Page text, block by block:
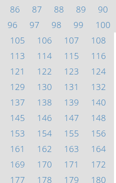
86 87 88 89
90
96 97 98 99
100
105 106 107
108
113 114 115
116
121 122 123
124
129 130 131
132
137 138 139
140
145 146 147
148
153 154 155
156
161 162 163
164
169 170 171
172
177 178 179
180